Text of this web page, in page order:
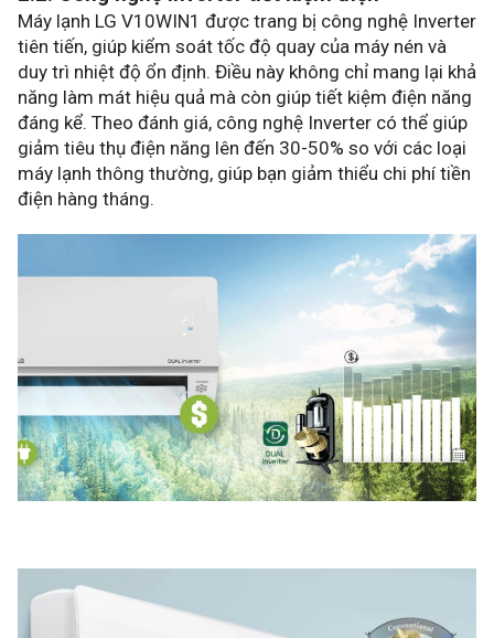
Máy lạnh LG V10WIN1 được trang bị công nghệ Inverter
tiên tiến, giúp kiểm soát tốc độ quay của máy nén và
duy trì nhiệt độ ổn định. Điều này không chỉ mang lại khả
năng làm mát hiệu quả mà còn giúp tiết kiệm điện năng
đáng kể. Theo đánh giá, công nghệ Inverter có thể giúp
giảm tiêu thụ điện năng lên đến 30-50% so với các loại
máy lạnh thông thường, giúp bạn giảm thiểu chi phí tiền
điện hàng tháng.